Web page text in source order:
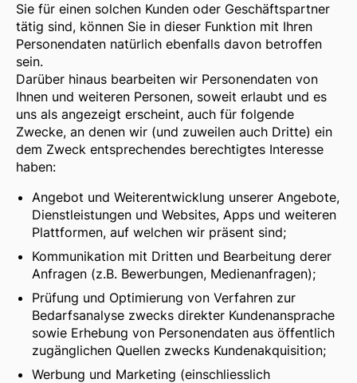
Sie für einen solchen Kunden oder Geschäftspartner
tätig sind, können Sie in dieser Funktion mit Ihren
Personendaten natürlich ebenfalls davon betroffen
sein.
Darüber hinaus bearbeiten wir Personendaten von
Ihnen und weiteren Personen, soweit erlaubt und es
uns als angezeigt erscheint, auch für folgende
Zwecke, an denen wir (und zuweilen auch Dritte) ein
dem Zweck entsprechendes berechtigtes Interesse
haben:
Angebot und Weiterentwicklung unserer Angebote,
Dienstleistungen und Websites, Apps und weiteren
Plattformen, auf welchen wir präsent sind;
Kommunikation mit Dritten und Bearbeitung derer
Anfragen (z.B. Bewerbungen, Medienanfragen);
Prüfung und Optimierung von Verfahren zur
Bedarfsanalyse zwecks direkter Kundenansprache
sowie Erhebung von Personendaten aus öffentlich
zugänglichen Quellen zwecks Kundenakquisition;
Werbung und Marketing (einschliesslich